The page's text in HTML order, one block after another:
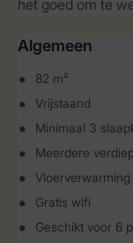
het goed om te
Algemeen
82 m²
Vrijstaand
Minimaal 3
Meerdere
Gratis wifi
Geschikt voor 6